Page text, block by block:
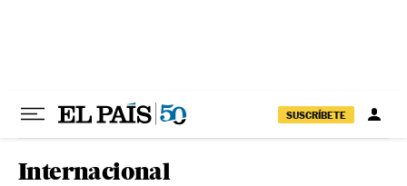
SUSCRÍBETE
Internacional